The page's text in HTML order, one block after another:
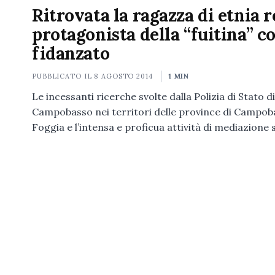
Ritrovata la ragazza di etnia
protagonista della “fuitina”
fidanzato
PUBBLICATO IL 8 AGOSTO 2014 1 MIN
Le incessanti ricerche svolte dalla Polizia di Stato di
Campobasso nei territori delle province di
Foggia e l’intensa e proficua attività di mediazione